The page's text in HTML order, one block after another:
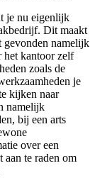
je nu eigenlijk
Dit maakt
gevonden namelijk
het kantoor zelf
zoals de
je
kijken naar
namelijk
bij een arts
over een
te raden om